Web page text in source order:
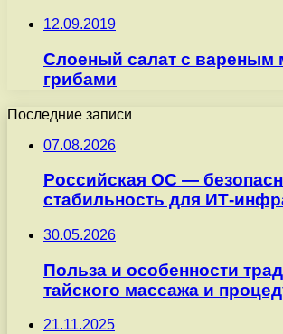
12.09.2019
Слоеный салат с вареным
грибами
Последние записи
07.08.2026
Российская ОС —
стабильность для ИТ-
30.05.2026
Польза и особенности
тайского массажа и
21.11.2025